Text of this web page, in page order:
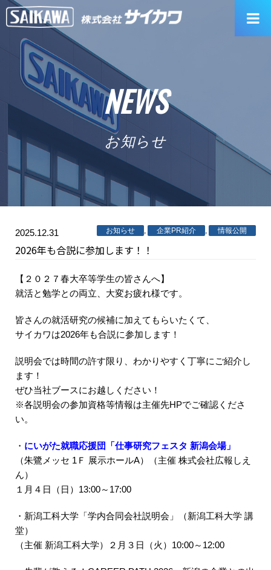
Skip
NEWS
お知らせ
2025.12.31 お知らせ 企業PR紹介 情報公開
2026年も合説に参加します！！
【２０２７春大卒等学生の皆さんへ】
就活と勉学との両立、大変お疲れ様です。
皆さんの就活研究の候補に加えてもらいたくて、
サイカワは2026年も合説に参加します！
説明会では時間の許す限り、わかりやすく丁寧にご紹介し
ます！
ぜひ当社ブースにお越しください！
※各説明会の参加資格等情報は主催先HPでご確認くださ
い。
・ にいがた就職応援団「仕事研究フェスタ 新潟会場」
（朱鷺メッセ 1Ｆ 展示ホールA）（主催 株式会社広報しえ
ん）
１月４日（日）13:00～17:00
・新潟工科大学「学内合同会社説明会」（新潟工科大学 講
堂）
（主催 新潟工科大学）２月３日（火）10:00～12:00